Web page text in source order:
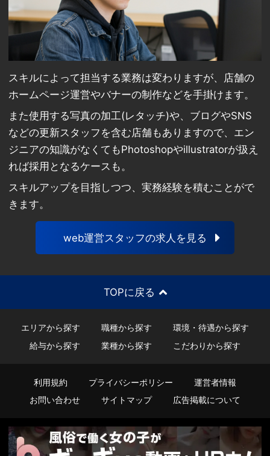
スキルによって担当する業務は変わりますが、店舗の
ホームページ運営やバナーの制作などを手掛けます。
また使用する写真の加工(レタッチ)や、ブログやSNS
などの更新スタッフを含む店舗もありますので、エン
ジニアの知識がなくてもPhotoshopやillustratorが扱え
れば採用となるケースも。
スキルアップを目指しつつ、実務経験を積むことがで
きます。
web運営スタッフの求人を見る
TOPに戻る
エリアから探す 職種から探す
環境・待遇から探す
給与から探す
業種から探す こだわりから探す
利用規約 プライバシーポリシー
運営者情報
お問い合わせ
サイトマップ 広告掲載について